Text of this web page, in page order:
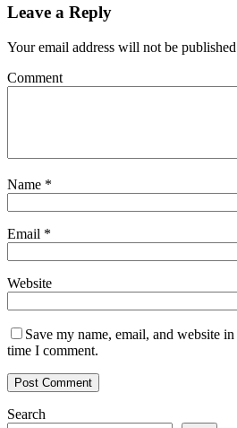
Leave a Reply
Your email address will not be
Comment
Name *
Email *
Website
Save my name, email, and website
time I comment.
Search